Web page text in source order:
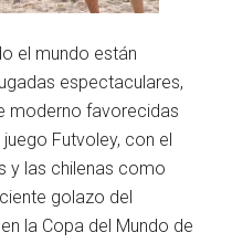
el mundo están
espectaculares,
moderno favorecidas
Futvoley, con el
y las chilenas como
golazo del
la Copa del Mundo de